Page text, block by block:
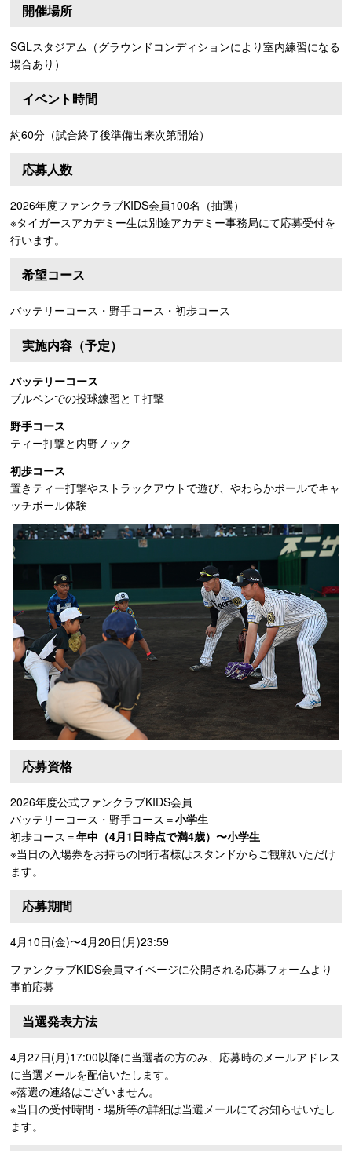
開催場所
SGLスタジアム（グラウンドコンディションにより室内練習になる
場合あり）
イベント時間
約60分（試合終了後準備出来次第開始）
応募人数
2026年度ファンクラブKIDS会員100名（抽選）
※タイガースアカデミー生は別途アカデミー事務局にて応募受付を
行います。
希望コース
バッテリーコース・野手コース・初歩コース
実施内容（予定）
バッテリーコース
ブルペンでの投球練習とＴ打撃
野手コース
ティー打撃と内野ノック
初歩コース
置きティー打撃やストラックアウトで遊び、やわらかボールでキャ
ッチボール体験
応募資格
2026年度公式ファンクラブKIDS会員
バッテリーコース・野手コース＝小学生
初歩コース＝年中（4月1日時点で満4歳）〜小学生
※当日の入場券をお持ちの同行者様はスタンドからご観戦いただけ
ます。
応募期間
4月10日(金)〜4月20日(月)23:59
ファンクラブKIDS会員マイページに公開される応募フォームより
事前応募
当選発表方法
4月27日(月)17:00以降に当選者の方のみ、応募時のメールアドレス
に当選メールを配信いたします。
※落選の連絡はございません。
※当日の受付時間・場所等の詳細は当選メールにてお知らせいたし
ます。